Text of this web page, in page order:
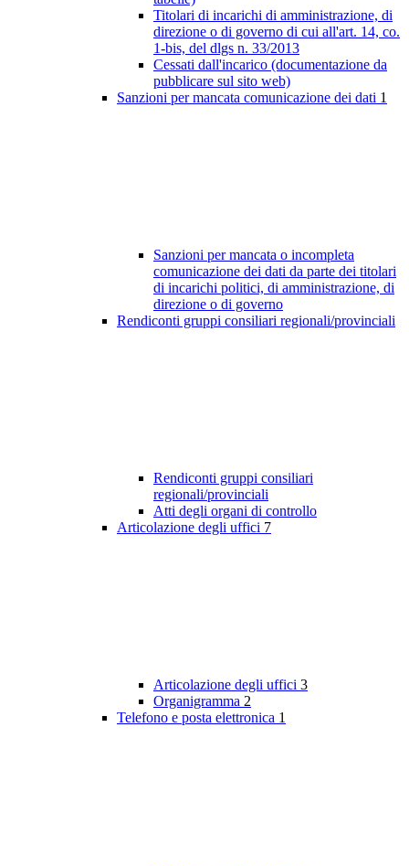
Titolari di incarichi di amministrazione, di
direzione o di governo di cui all'art. 14, co.
1-bis, del dlgs n. 33/2013
Cessati dall'incarico (documentazione da
pubblicare sul sito web)
Sanzioni per mancata comunicazione dei dati 1
Sanzioni per mancata o incompleta
comunicazione dei dati da parte dei titolari
di incarichi politici, di amministrazione, di
direzione o di governo
Rendiconti gruppi consiliari regionali/provinciali
Rendiconti gruppi consiliari
regionali/provinciali
Atti degli organi di controllo
Articolazione degli uffici 7
Articolazione degli uffici 3
Organigramma 2
Telefono e posta elettronica 1